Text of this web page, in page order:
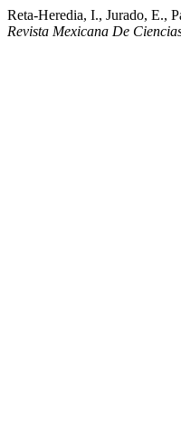
Reta-Heredia, I., Jurado, E.,
Revista Mexicana De